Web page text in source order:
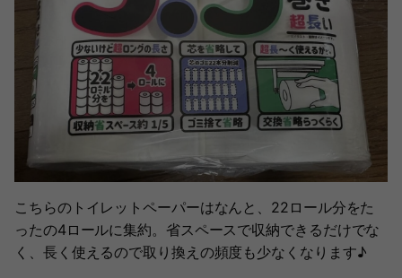
こちらのトイレットペーパーはなんと、22ロール分をた
ったの4ロールに集約。省スペースで収納できるだけでな
く、長く使えるので取り換えの頻度も少なくなります♪